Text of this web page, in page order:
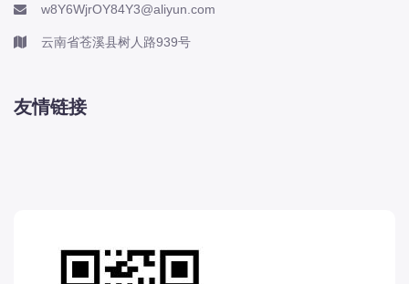
w8Y6WjrOY84Y3@aliyun.com
云南省苍溪县树人路939号
友情链接